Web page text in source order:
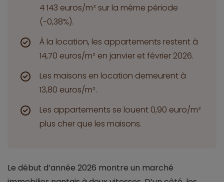
4 143 euros/m² sur la même période
(-0,38%).
À la location, les appartements restent à
14,70 euros/m² en janvier et février 2026.
Les maisons en location demeurent à
13,80 euros/m².
Les appartements se louent 0,90 euro/m²
plus cher que les maisons.
Le début d’année 2026 montre un marché